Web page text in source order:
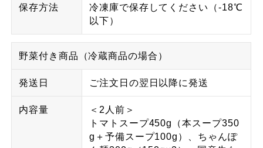
保存方法
冷凍庫で保存してください（-18℃
以下）
野菜付き商品（冷蔵商品の場合）
発送日 ご注文日の翌日以降に発送
内容量
＜2人前＞
トマトスープ450g（本スープ350
g＋予備スープ100g）、ちゃんぽ